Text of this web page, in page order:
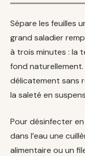
Sépare les feuilles
grand saladier
à trois minutes : la
fond naturellement.
délicatement sans
la saleté en
Pour désinfecter
dans l’eau une
alimentaire ou un